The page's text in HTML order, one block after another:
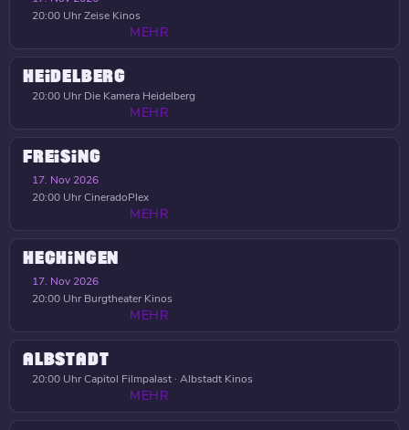
20:00 UhrZeise Kinos
MEHR
HEIDELBERG
20:00 Uhr Die Kamera Heidelberg
MEHR
FREISING
17. Nov 2026
20:00 UhrCineradoPlex
MEHR
HECHINGEN
17. Nov 2026
20:00 Uhr Burgtheater Kinos
MEHR
ALBSTADT
20:00 UhrCapitol Filmpalast · Albstadt Kinos
MEHR